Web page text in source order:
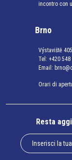
incontro con
Brno
Výstaviště
Tel: +420
Email:
Orari di
Resta